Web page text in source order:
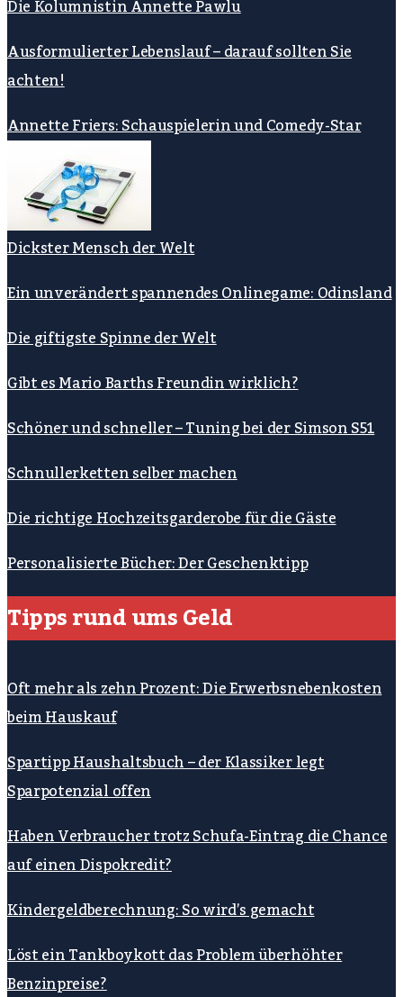
Die Kolumnistin Annette Pawlu
Ausformulierter Lebenslauf – darauf sollten Sie
achten!
Annette Friers: Schauspielerin und Comedy-Star
Dickster Mensch der Welt
Ein unverändert spannendes Onlinegame: Odinsland
Die giftigste Spinne der Welt
Gibt es Mario Barths Freundin wirklich?
Schöner und schneller – Tuning bei der Simson S51
Schnullerketten selber machen
Die richtige Hochzeitsgarderobe für die Gäste
Personalisierte Bücher: Der Geschenktipp
Tipps rund ums Geld
Oft mehr als zehn Prozent: Die Erwerbsnebenkosten
beim Hauskauf
Spartipp Haushaltsbuch – der Klassiker legt
Sparpotenzial offen
Haben Verbraucher trotz Schufa-Eintrag die Chance
auf einen Dispokredit?
Kindergeldberechnung: So wird’s gemacht
Löst ein Tankboykott das Problem überhöhter
Benzinpreise?